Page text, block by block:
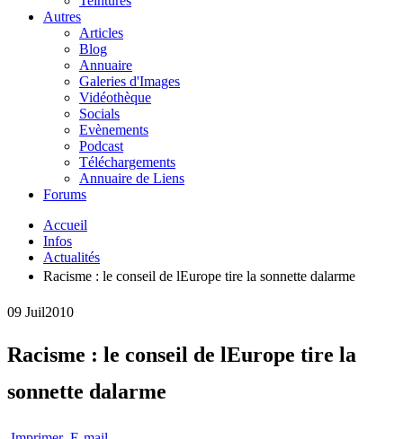
Autres
Articles
Blog
Annuaire
Galeries d'Images
Vidéothèque
Socials
Evènements
Podcast
Téléchargements
Annuaire de Liens
Forums
Accueil
Infos
Actualités
Racisme : le conseil de lEurope tire la sonnette dalarme
09 Juil2010
Racisme : le conseil de lEurope tire la
sonnette dalarme